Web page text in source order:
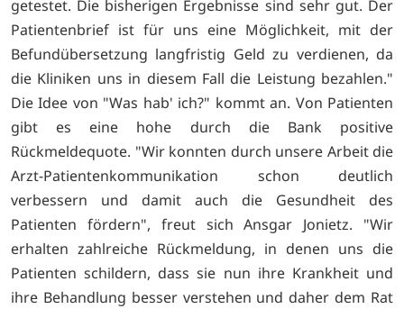
getestet. Die bisherigen Ergebnisse sind sehr gut. Der
Patientenbrief ist für uns eine Möglichkeit, mit der
Befundübersetzung langfristig Geld zu verdienen, da
die Kliniken uns in diesem Fall die Leistung bezahlen."
Die Idee von "Was hab' ich?" kommt an. Von Patienten
gibt es eine hohe durch die Bank positive
Rückmeldequote. "Wir konnten durch unsere Arbeit die
Arzt-Patientenkommunikation schon deutlich
verbessern und damit auch die Gesundheit des
Patienten fördern", freut sich Ansgar Jonietz. "Wir
erhalten zahlreiche Rückmeldung, in denen uns die
Patienten schildern, dass sie nun ihre Krankheit und
ihre Behandlung besser verstehen und daher dem Rat